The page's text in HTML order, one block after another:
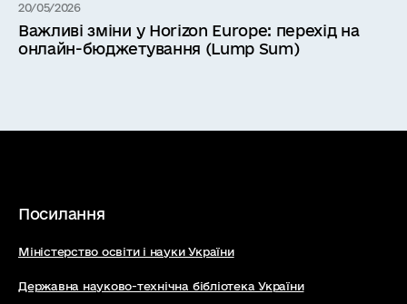
20/05/2026
Важливі зміни у Horizon Europe: перехід на
онлайн-бюджетування (Lump Sum)
Посилання
Міністерство освіти і науки України
Державна науково-технічна бібліотека України